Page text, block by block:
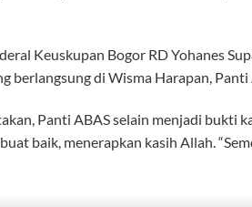
Keuskupan Bogor RD Yohanes
berlangsung di Wisma Harapan,
Panti ABAS selain menjadi bukti
baik, menerapkan kasih Allah.